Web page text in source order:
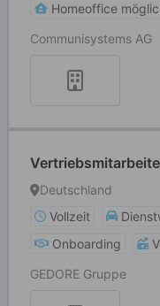
Homeoffice
Communisystems AG
Deutschland
Vollzeit
Onboarding
GEDORE Gruppe